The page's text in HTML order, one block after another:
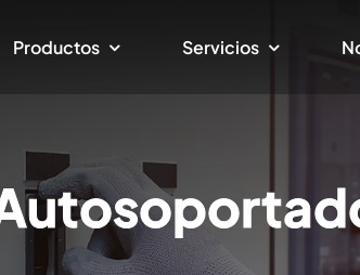
Productos Servicios